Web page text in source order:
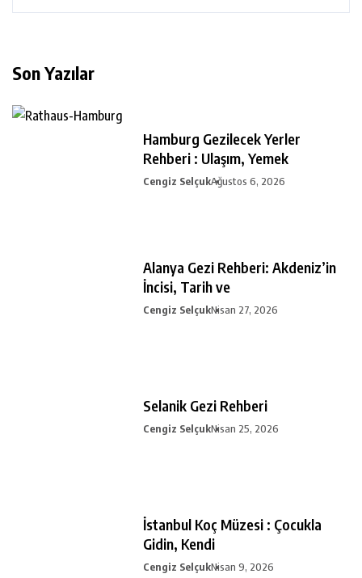
Son Yazılar
Hamburg Gezilecek Yerler
Rehberi : Ulaşım, Yemek
Cengiz SelçukAğustos 6, 2026
Alanya Gezi Rehberi: Akdeniz’in
İncisi, Tarih ve
Cengiz SelçukNisan 27, 2026
Selanik Gezi Rehberi
Cengiz SelçukNisan 25, 2026
İstanbul Koç Müzesi : Çocukla
Gidin, Kendi
Cengiz SelçukNisan 9, 2026